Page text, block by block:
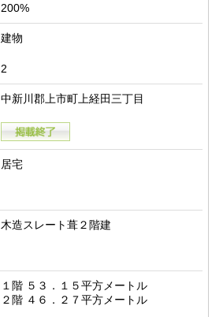
200%
建物
2
中新川郡上市町上経田三丁目
居宅
木造スレート葺２階建
１階 ５３．１５平方メートル
２階 ４６．２７平方メートル